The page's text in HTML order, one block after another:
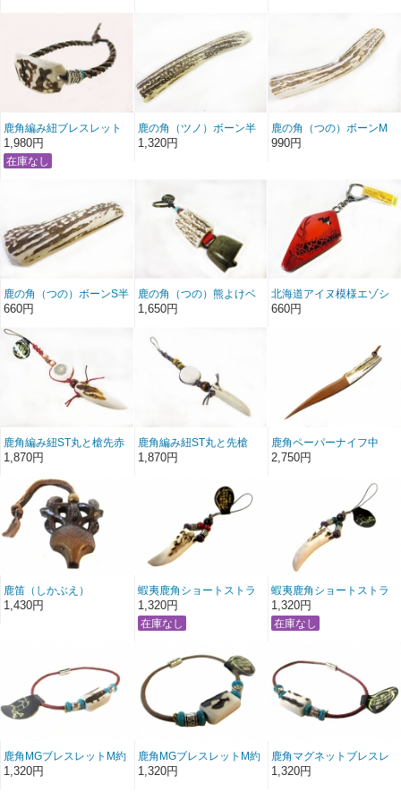
鹿角編み紐ブレスレット
No8
1,980円
鹿の角（ツノ）ボーン半
割れ L２０cm
1,320円
鹿の角（つの）ボーンM
半割れ15cm
990円
鹿の角（つの）ボーンS半
割れ10cm
660円
鹿の角（つの）熊よけベ
ル
1,650円
北海道アイヌ模様エゾシ
カKH赤
660円
鹿角編み紐ST丸と槍先赤
紐
1,870円
鹿角編み紐ST丸と先槍
青紐
1,870円
鹿角ペーパーナイフ中
2,750円
鹿笛（しかぶえ）
1,430円
蝦夷鹿角ショートストラ
ップリング型 赤紫珠
1,320円
蝦夷鹿角ショートストラ
ップリング型緑紫玉
1,320円
鹿角MGブレスレットM約
17.5cm赤
1,320円
鹿角MGブレスレットM約
17.5cmベージュ
1,320円
鹿角マグネットブレスレ
ット L約19.3cm赤
1,320円